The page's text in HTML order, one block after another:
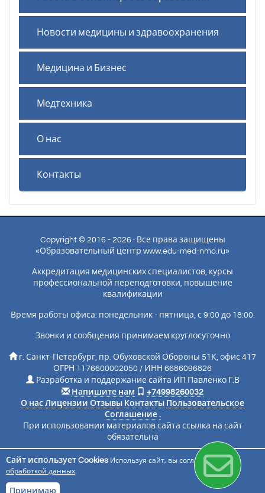
Новости медицины и здравоохранения
Медицина и Бизнес
Медтехника
О нас
Контакты
Copyright © 2016 - 2026 · Все права защищены
«Образовательный центр www.edu-med-nmo.ru»
Аккредитация медицинских специалистов, курсы
профессиональной переподготовки, повышение
квалификации
Время работы офиса: понедельник - пятница, с 9:00 до 18:00.
Звонки и сообщения принимаем круглосуточно
г. Санкт-Петербург, пр. Обуховской Обороны 51К, офис 417
ОГРН 1176600002050 / ИНН 6686096826
Разработка и поддержание сайта ИП Павленко Г.В
Напишите нам
+74998260032
О нас Лицензии Отзывы Контакты Пользовательское
Соглашение .
При использовании материалов сайта ссылка на сайт
обязательна
Подписаться на новости
Сайт использует Cookies Используя сайт, вы соглашаетесь с
обработкой данных.
Принимаю